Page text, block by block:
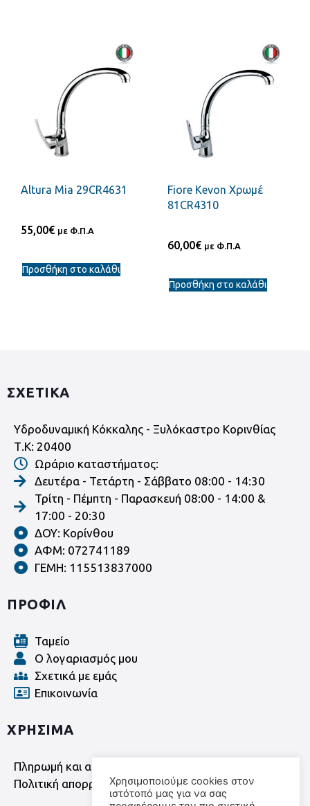
Altura Mia 29CR4631
55,00€ με Φ.Π.Α
Προσθήκη στο καλάθι
Fiore Kevon Χρωμέ
81CR4310
60,00€ με Φ.Π.Α
Προσθήκη στο καλάθι
ΣΧΕΤΙΚΑ
Υδροδυναμική Κόκκαλης - Ξυλόκαστρο Κορινθίας
Τ.Κ: 20400
Ωράριο καταστήματος:
Δευτέρα - Τετάρτη - Σάββατο 08:00 - 14:30
Τρίτη - Πέμπτη - Παρασκευή 08:00 - 14:00 &
17:00 - 20:30
ΔΟΥ: Κορίνθου
ΑΦΜ: 072741189
ΓΕΜΗ: 115513837000
ΠΡΟΦΙΛ
Ταμείο
Ο λογαριασμός μου
Σχετικά με εμάς
Επικοινωνία
ΧΡΗΣΙΜΑ
Πληρωμή και αποστολή - Όροι χρήσης
Πολιτική απορρήτουΧρησιμοποιούμε cookies στον
ιστότοπό μας για να σας